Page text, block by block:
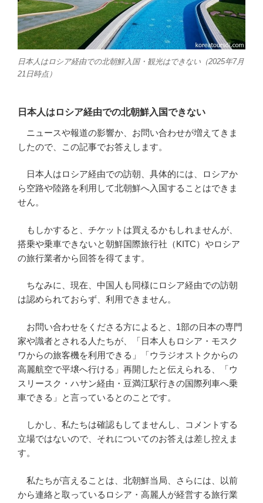
日本人はロシア経由での北朝鮮入国・観光はできない（2025年7月
21日時点）
日本人はロシア経由での北朝鮮入国できない
ニュースや報道の影響か、お問い合わせが増えてきま
したので、この記事でお答えします。
日本人はロシア経由での訪朝、具体的には、ロシアか
ら空路や陸路を利用して北朝鮮へ入国することはできま
せん。
もしかすると、チケットは買えるかもしれませんが、
搭乗や乗車できないと朝鮮国際旅行社（KITC）やロシア
の旅行業者から回答を得てます。
ちなみに、現在、中国人も同様にロシア経由での訪朝
は認められておらず、利用できません。
お問い合わせをくださる方によると、1部の日本の専門
家や識者とされる人たちが、「日本人もロシア・モスク
ワからの旅客機を利用できる」「ウラジオストクからの
高麗航空で平壌へ行ける」再開したと伝えられる、「ウ
スリースク・ハサン経由・豆満江駅行きの国際列車へ乗
車できる」と言っているとのことです。
しかし、私たちは確認もしてませんし、コメントする
立場ではないので、それについてのお答えは差し控えま
す。
私たちが言えることは、北朝鮮当局、さらには、以前
から連絡と取っているロシア・高麗人が経営する旅行業